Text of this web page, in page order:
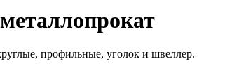
профильные, уголок и швеллер.